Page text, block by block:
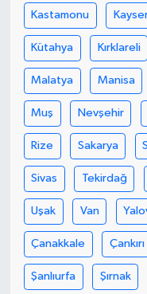
Kastamonu
Kütahya Kırklareli
Malatya Manisa
Muş Nevşehir
Rize Sakarya
Sivas Tekirdağ
Uşak Van
Çanakkale Çankırı
Şanlıurfa Şırnak